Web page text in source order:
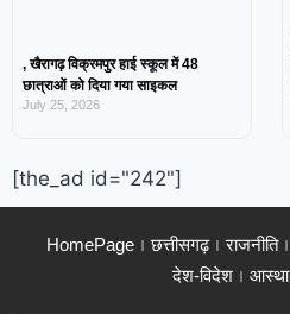
, खैरागढ़ विक्रमपुर हाई स्कूल में 48
छात्राओं को दिया गया साइकल
July 25, 2026
[the_ad id="242"]
HomePage छत्तीसगढ़ राजनीति
देश-विदेश
आस्था